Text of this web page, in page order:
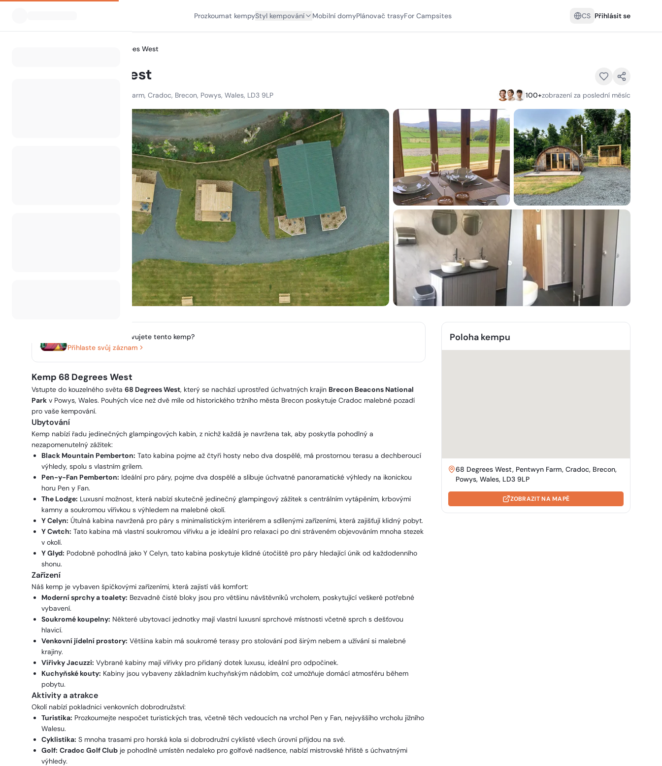
Prozkoumat kempyStyl kempování Mobilní domyPlánovač trasyFor Campsites CS Přihlásit se
68 Degrees West
68 Degrees West
68 Degrees West, Pentwyn Farm, Cradoc, Brecon, Powys, Wales, LD3 9LP 100+zobrazení za poslední měsíc
Vlastníte nebo spravujete tento kemp?
Přihlaste svůj záznam
Kemp 68 Degrees West
Vstupte do kouzelného světa 68 Degrees West, který se nachází uprostřed úchvatných krajin Brecon Beacons National
Park v Powys, Wales. Pouhých více než dvě míle od historického tržního města Brecon poskytuje Cradoc malebné pozadí
pro vaše kempování.
Ubytování
Kemp nabízí řadu jedinečných glampingových kabin, z nichž každá je navržena tak, aby poskytla pohodlný a
nezapomenutelný zážitek:
Black Mountain Pemberton: Tato kabina pojme až čtyři hosty nebo dva dospělé, má prostornou terasu a dechberoucí
výhledy, spolu s vlastním grilem.
Pen-y-Fan Pemberton: Ideální pro páry, pojme dva dospělé a slibuje úchvatné panoramatické výhledy na ikonickou
horu Pen y Fan.
The Lodge: Luxusní možnost, která nabízí skutečně jedinečný glampingový zážitek s centrálním vytápěním, krbovými
kamny a soukromou vířivkou s výhledem na malebné okolí.
Y Celyn: Útulná kabina navržená pro páry s minimalistickým interiérem a sdílenými zařízeními, která zajišťují klidný pobyt.
Y Cwtch: Tato kabina má vlastní soukromou vířivku a je ideální pro relaxaci po dni stráveném objevováním mnoha stezek
v okolí.
Y Glyd: Podobně pohodlná jako Y Celyn, tato kabina poskytuje klidné útočiště pro páry hledající únik od každodenního
shonu.
Zařízení
Náš kemp je vybaven špičkovými zařízeními, která zajistí váš komfort:
Moderní sprchy a toalety: Bezvadně čisté bloky jsou pro většinu návštěvníků vrcholem, poskytující veškeré potřebné
vybavení.
Soukromé koupelny: Některé ubytovací jednotky mají vlastní luxusní sprchové místnosti včetně sprch s dešťovou
hlavicí.
Venkovní jídelní prostory: Většina kabin má soukromé terasy pro stolování pod širým nebem a užívání si malebné
krajiny.
Vířivky Jacuzzi: Vybrané kabiny mají vířivky pro přidaný dotek luxusu, ideální pro odpočinek.
Kuchyňské kouty: Kabiny jsou vybaveny základním kuchyňským nádobím, což umožňuje domácí atmosféru během
pobytu.
Aktivity a atrakce
Okolí nabízí pokladnici venkovních dobrodružství:
Turistika: Prozkoumejte nespočet turistických tras, včetně těch vedoucích na vrchol Pen y Fan, nejvyššího vrcholu jižního
Walesu.
Cyklistika: S mnoha trasami pro horská kola si dobrodružní cyklisté všech úrovní přijdou na své.
Golf: Cradoc Golf Club je pohodlně umístěn nedaleko pro golfové nadšence, nabízí mistrovské hřiště s úchvatnými
výhledy.
Poloha kempu
68 Degrees West, Pentwyn Farm, Cradoc, Brecon,
Powys, Wales, LD3 9LP
ZOBRAZIT NA MAPĚ